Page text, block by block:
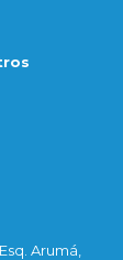
Arumá,